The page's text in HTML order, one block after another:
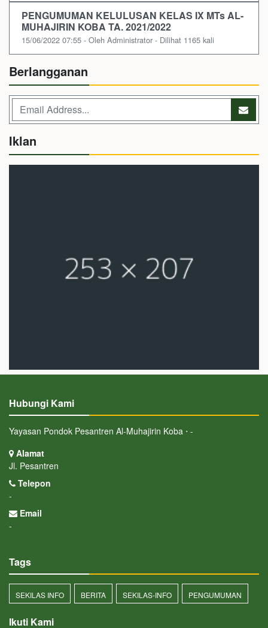
PENGUMUMAN KELULUSAN KELAS IX MTs AL-
MUHAJIRIN KOBA TA. 2021/2022
15/06/2022 07:55 - Oleh Administrator - Dilihat 1165 kali
Berlangganan
Iklan
Hubungi Kami
Yayasan Pondok Pesantren Al-Muhajirin Koba ⋅ -
Alamat
Jl. Pesantren
Telepon
-
Email
-
Tags
SEKILAS INFO BERITA SEKILAS-INFO PENGUMUMAN
Ikuti Kami